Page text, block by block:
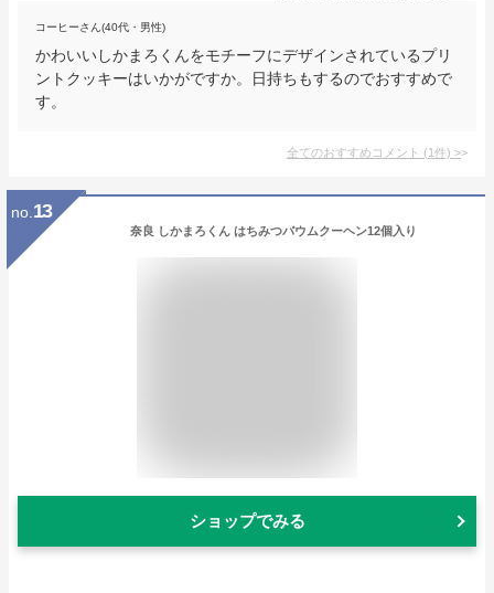
コーヒーさん(40代・男性)
かわいいしかまろくんをモチーフにデザインされているプリ
ントクッキーはいかがですか。日持ちもするのでおすすめで
す。
全てのおすすめコメント (1件) >
no. 13
奈良 しかまろくん はちみつバウムクーヘン12個入り
ショップでみる